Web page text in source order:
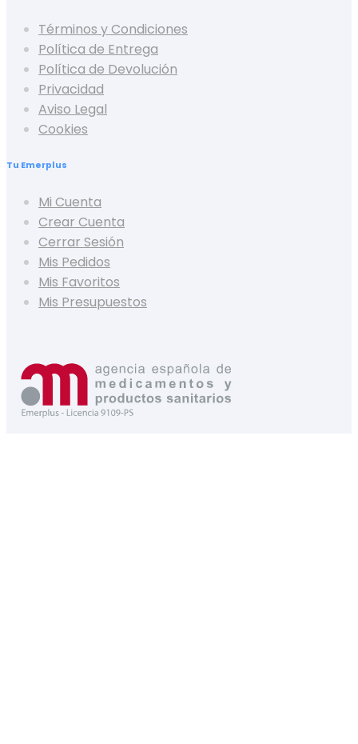
Términos y Condiciones
Política de Entrega
Política de Devolución
Privacidad
Aviso Legal
Cookies
Tu Emerplus
Mi Cuenta
Crear Cuenta
Cerrar Sesión
Mis Pedidos
Mis Favoritos
Mis Presupuestos